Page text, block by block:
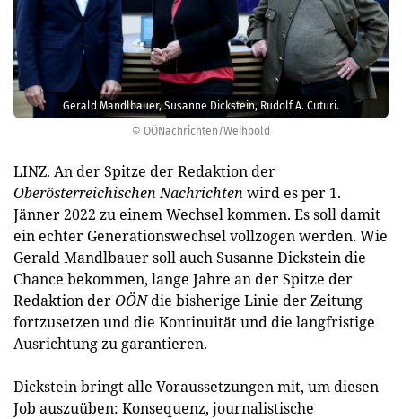
© OÖNachrichten/Weihbold
Gerald Mandlbauer, Susanne Dickstein, Rudolf A. Cuturi.
LINZ. An der Spitze der Redaktion der
Oberösterreichischen Nachrichten wird es per 1.
Jänner 2022 zu einem Wechsel kommen. Es soll damit
ein echter Generationswechsel vollzogen werden. Wie
Gerald Mandlbauer soll auch Susanne Dickstein die
Chance bekommen, lange Jahre an der Spitze der
Redaktion derOÖNdie bisherige Linie der Zeitung
fortzusetzen und die Kontinuität und die langfristige
Ausrichtung zu garantieren.
Dickstein bringt alle Voraussetzungen mit, um diesen
Job auszuüben: Konsequenz, journalistische